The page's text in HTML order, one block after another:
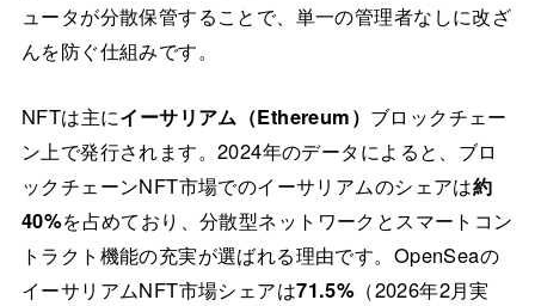
ュータが分散保管することで、単一の管理者なしに改ざ
んを防ぐ仕組みです。
NFTは主にイーサリアム（Ethereum） ブロックチェー
ン上で発行されます。2024年のデータによると、ブロ
ックチェーンNFT市場でのイーサリアムのシェアは約
40%を占めており、分散型ネットワークとスマートコン
トラクト機能の充実が選ばれる理由です。OpenSeaの
イーサリアムNFT市場シェアは71.5% （2026年2月実